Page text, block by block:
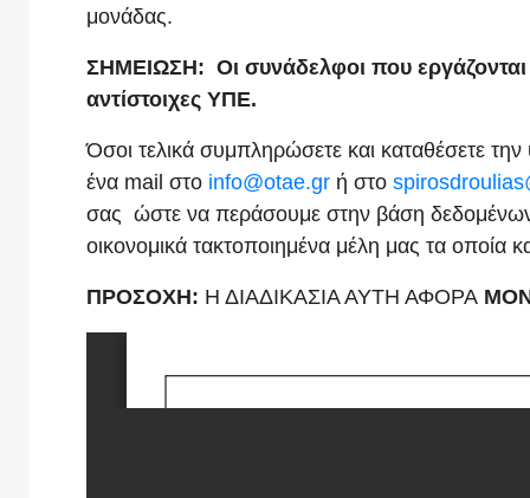
μονάδας.
ΣΗΜΕΙΩΣΗ: Οι συνάδελφοι που
αντίστοιχες ΥΠΕ.
Όσοι τελικά συμπληρώσετε και καταθέσετε
ένα mail στο info@otae.gr ή στο
σας ώστε να περάσουμε στην βάση δεδομένων
οικονομικά τακτοποιημένα μέλη μας τα οποία
ΠΡΟΣΟΧΗ: Η ΔΙΑΔΙΚΑΣΙΑ ΑΥΤΗ ΑΦΟΡΑ